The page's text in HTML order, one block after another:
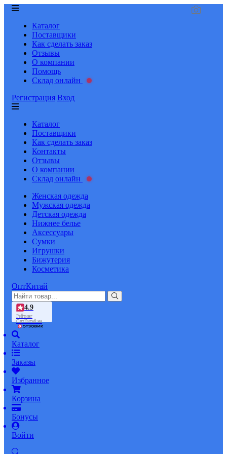
Каталог
Поставщики
Как сделать заказ
Отзывы
О компании
Помощь
Склад онлайн
Регистрация Вход
Каталог
Поставщики
Как сделать заказ
Контакты
Отзывы
О компании
Склад онлайн
Женская одежда
Мужская одежда
Детская одежда
Нижнее белье
Аксессуары
Сумки
Игрушки
Бижутерия
Косметика
ОптКитай
4.9
Рейтинг
ОптКитай на
Каталог
Заказы
Избранное
Корзина
Бонусы
Войти